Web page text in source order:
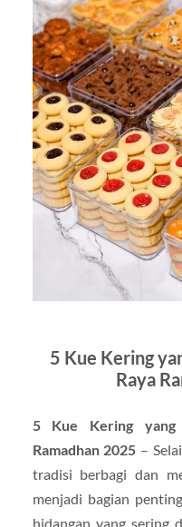
5 Kue Kering
Raya
5 Kue Kering yang
Ramadhan 2025 –
tradisi berbagi dan
menjadi bagian
hidangan yang sering